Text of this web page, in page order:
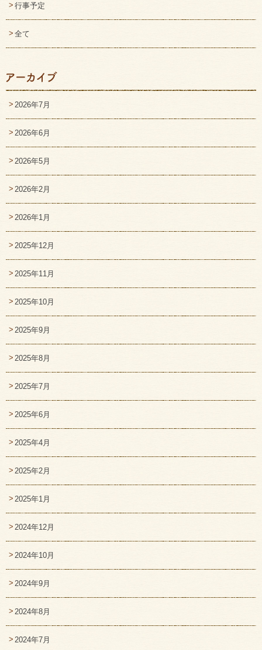
行事予定
全て
2026年7月
2026年6月
2026年5月
2026年2月
2026年1月
2025年12月
2025年11月
2025年10月
2025年9月
2025年8月
2025年7月
2025年6月
2025年4月
2025年2月
2025年1月
2024年12月
2024年10月
2024年9月
2024年8月
2024年7月